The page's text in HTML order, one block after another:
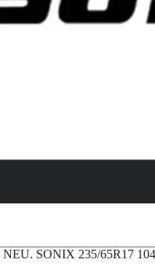
NEU. SONIX 235/65R17